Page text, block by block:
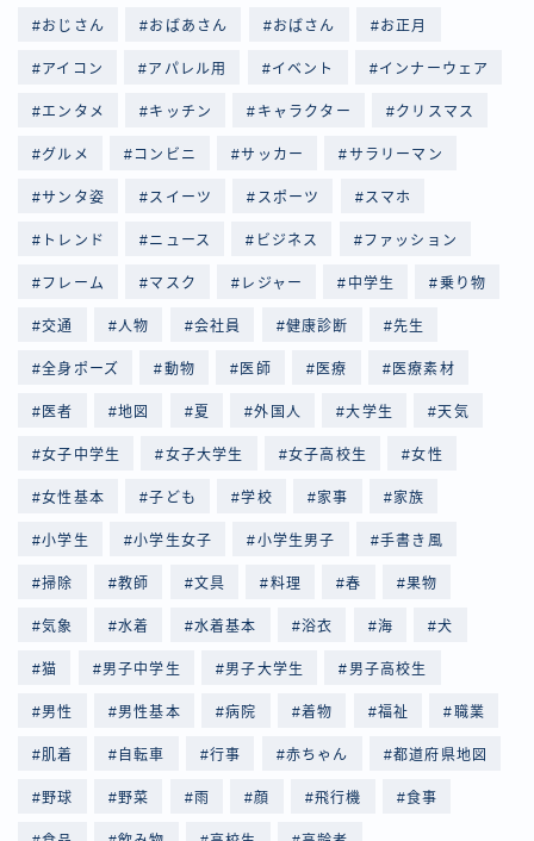
おじさん おばあさん おばさん お正月
アイコン アパレル用 イベント インナーウェア
エンタメ キッチン キャラクター クリスマス
グルメ コンビニ サッカー サラリーマン
サンタ姿 スイーツ スポーツ スマホ
トレンド ニュース ビジネス ファッション
フレーム マスク レジャー 中学生 乗り物
交通 人物 会社員 健康診断 先生
全身ポーズ 動物 医師 医療 医療素材
医者 地図 夏 外国人 大学生 天気
女子中学生 女子大学生 女子高校生 女性
女性基本 子ども 学校 家事 家族
小学生 小学生女子 小学生男子 手書き風
掃除 教師 文具 料理 春 果物
気象 水着 水着基本 浴衣 海 犬
猫 男子中学生 男子大学生 男子高校生
男性 男性基本 病院 着物 福祉 職業
肌着 自転車 行事 赤ちゃん 都道府県地図
野球 野菜 雨 顔 飛行機 食事